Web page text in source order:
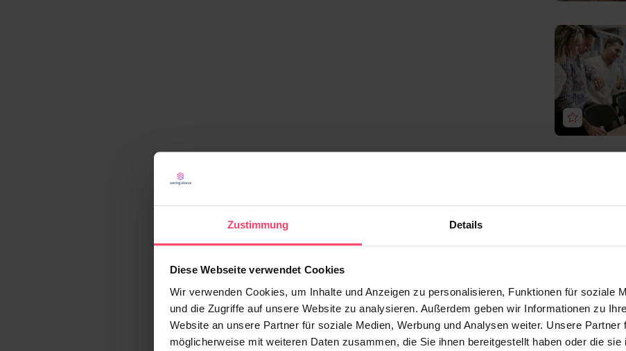
Zustimmung Details
Diese Webseite verwendet Cookies
Wir verwenden Cookies, um Inhalte und Anzeigen zu personalisieren, Funktionen für soziale
und die Zugriffe auf unsere Website zu analysieren. Außerdem geben wir Informationen zu
Website an unsere Partner für soziale Medien, Werbung und Analysen weiter. Unsere Partner
möglicherweise mit weiteren Daten zusammen, die Sie ihnen bereitgestellt haben oder die